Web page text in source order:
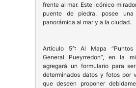
frente al mar. Este icónico
puente de piedra, posee una
panorámica al mar y a la ciudad.
Artículo 5°: Al Mapa “Puntos
General Pueyrredon”, en la
agregará un formulario para
determinados datos y fotos por
que deseen proponer